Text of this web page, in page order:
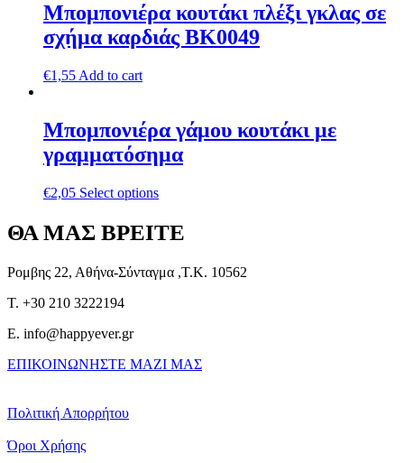
Μπομπονιέρα κουτάκι πλέξι γκλας σε
σχήμα καρδιάς ΒΚ0049
€1,55 Add to cart
Μπομπονιέρα γάμου κουτάκι με
γραμματόσημα
€2,05 Select options
ΘΑ ΜΑΣ ΒΡΕΙΤΕ
Ρομβης 22, Αθήνα-Σύνταγμα ,Τ.Κ. 10562
T. +30 210 3222194
E. info@happyever.gr
ΕΠΙΚΟΙΝΩΝΗΣΤΕ ΜΑΖΙ ΜΑΣ
Πολιτική Απορρήτου
Όροι Χρήσης